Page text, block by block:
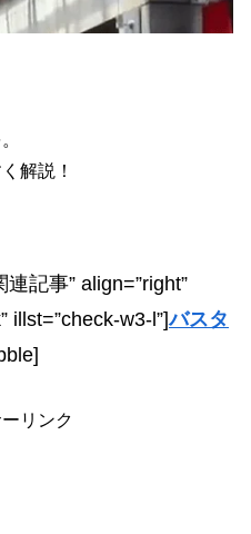
解説！
記事” align=”right”
illst=”check-w3-l”]バスタ
リンク